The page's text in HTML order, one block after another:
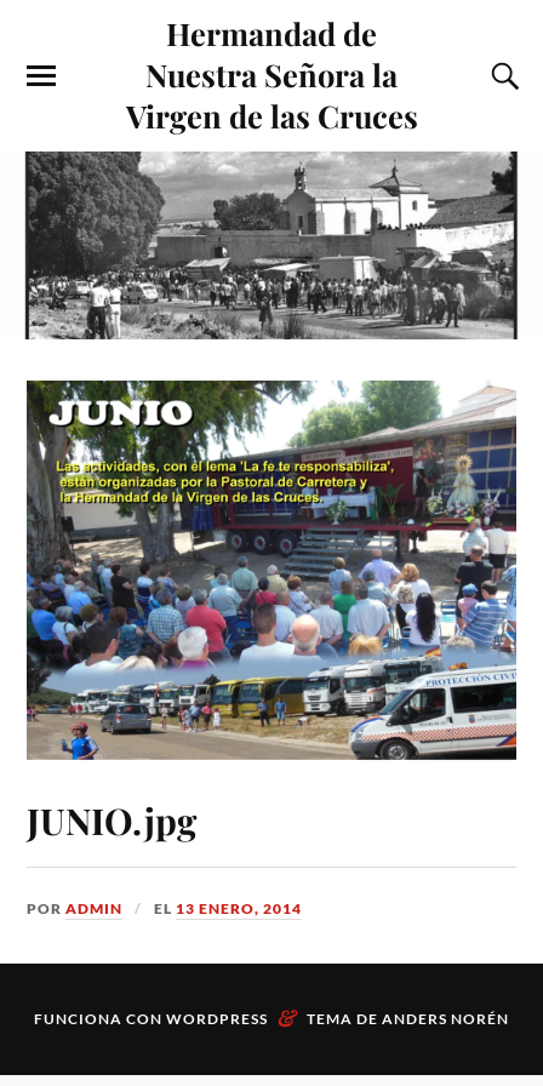
Hermandad de
Nuestra Señora la
Virgen de las Cruces
JUNIO.jpg
PORADMIN EL 13 ENERO, 2014
FUNCIONA CON WORDPRESS & TEMA DE ANDERS NORÉN